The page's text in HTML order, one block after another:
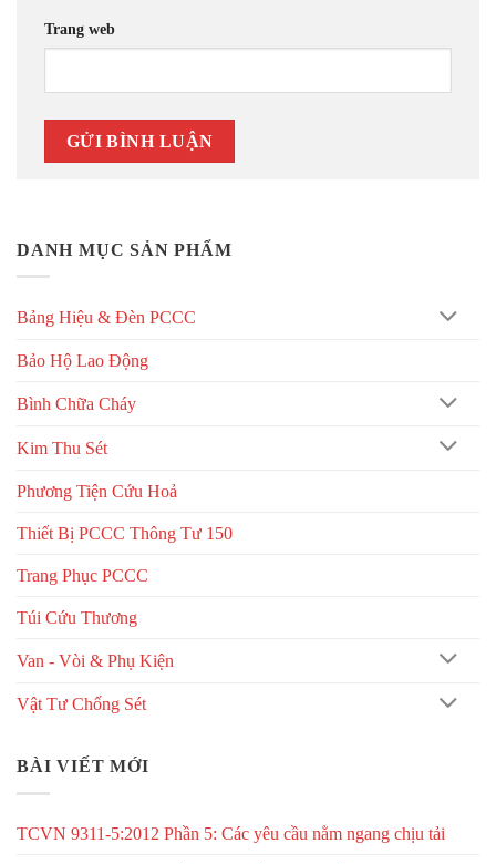
Trang web
DANH MỤC SẢN PHẨM
Bảng Hiệu & Đèn PCCC
Bảo Hộ Lao Động
Bình Chữa Cháy
Kim Thu Sét
Phương Tiện Cứu Hoả
Thiết Bị PCCC Thông Tư 150
Trang Phục PCCC
Túi Cứu Thương
Van - Vòi & Phụ Kiện
Vật Tư Chống Sét
BÀI VIẾT MỚI
TCVN 9311-5:2012 Phần 5: Các yêu cầu nằm ngang chịu tải